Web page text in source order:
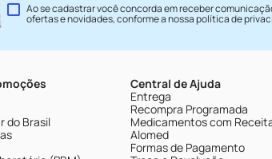
Ao se cadastrar você concorda em receber
ofertas e novidades, conforme a nossapolítica de
do Brasil
Central de Ajuda
Entrega
Recompra Programada
Medicamentos com
Alomed
Formas de Pagamento